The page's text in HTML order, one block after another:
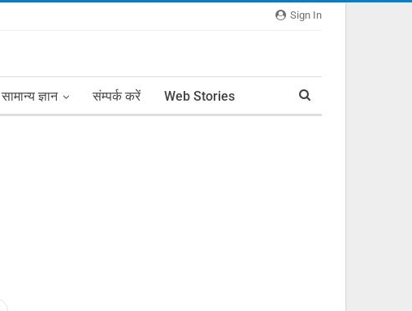
Sign In
सामान्य ज्ञान संम्पर्क करें Web Stories